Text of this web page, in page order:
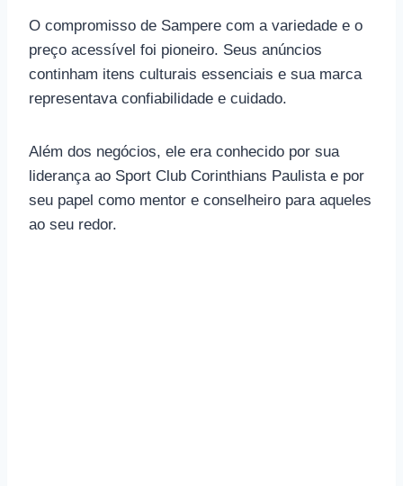
O compromisso de Sampere com a variedade e o
preço acessível foi pioneiro. Seus anúncios
continham itens culturais essenciais e sua marca
representava confiabilidade e cuidado.
Além dos negócios, ele era conhecido por sua
liderança ao Sport Club Corinthians Paulista e por
seu papel como mentor e conselheiro para aqueles
ao seu redor.